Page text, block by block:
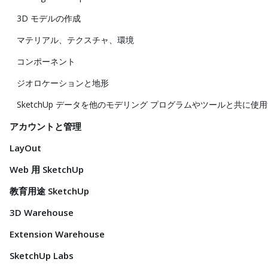
3D モデルの作成
マテリアル、テクスチャ、環境
コンポーネント
ジオロケーションと地形
SketchUp データを他のモデリング プログラムやツールと共に使
アカウントと管理
LayOut
Web 用 SketchUp
教育用途 SketchUp
3D Warehouse
Extension Warehouse
SketchUp Labs